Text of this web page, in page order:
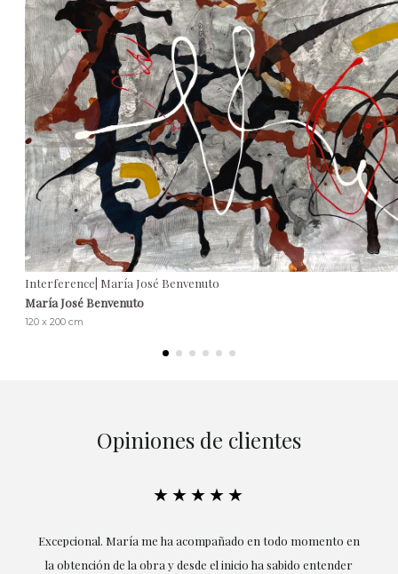
Interference| María José Benvenuto
María José Benvenuto
120 x 200 cm
Opiniones de clientes
★★★★★
Excepcional. María me ha acompañado en todo momento en
la obtención de la obra y desde el inicio ha sabido entender